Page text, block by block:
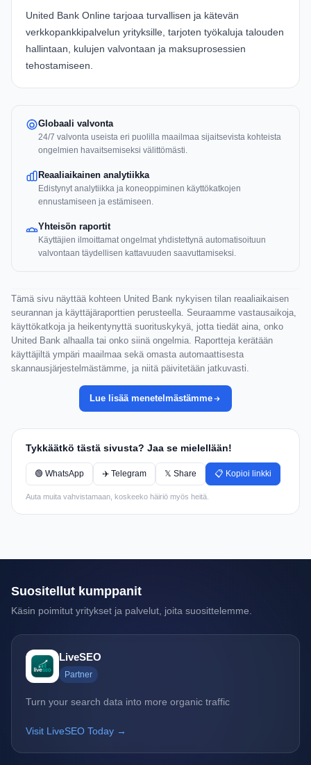
United Bank Online tarjoaa turvallisen ja kätevän
verkkopankkipalvelun yrityksille, tarjoten työkaluja talouden
hallintaan, kulujen valvontaan ja maksuprosessien
tehostamiseen.
Globaali valvonta
24/7 valvonta useista eri puolilla maailmaa sijaitsevista kohteista
ongelmien havaitsemiseksi välittömästi.
Reaaliaikainen analytiikka
Edistynyt analytiikka ja koneoppiminen käyttökatkojen
ennustamiseen ja estämiseen.
Yhteisön raportit
Käyttäjien ilmoittamat ongelmat yhdistettynä automatisoituun
valvontaan täydellisen kattavuuden saavuttamiseksi.
Tämä sivu näyttää kohteen United Bank nykyisen tilan reaaliaikaisen
seurannan ja käyttäjäraporttien perusteella. Seuraamme vastausaikoja,
käyttökatkoja ja heikentynyttä suorituskykyä, jotta tiedät aina, onko
United Bank alhaalla tai onko siinä ongelmia. Raportteja kerätään
käyttäjiltä ympäri maailmaa sekä omasta automaattisesta
skannausjärjestelmästämme, ja niitä päivitetään jatkuvasti.
Lue lisää menetelmästämme
Tykkäätkö tästä sivusta? Jaa se mielellään!
🟢 WhatsApp ✈️ Telegram 𝕏 Share 📋 Kopioi linkki
Auta muita vahvistamaan, koskeeko häiriö myös heitä.
Suositellut kumppanit
Käsin poimitut yritykset ja palvelut, joita suosittelemme.
LiveSEO
Partner
Turn your search data into more organic traffic
Visit LiveSEO Today →